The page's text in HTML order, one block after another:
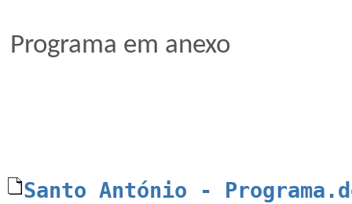
Programa em anexo
Santo António -